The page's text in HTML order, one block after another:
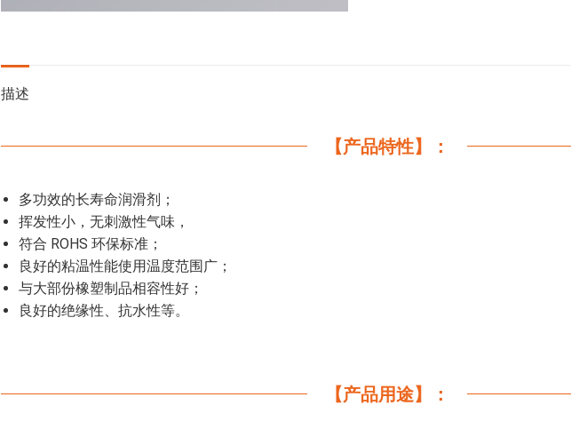
描述
【产品特性】：
多功效的长寿命润滑剂；
挥发性小，无刺激性气味，
符合 ROHS 环保标准；
良好的粘温性能使用温度范围广；
与大部份橡塑制品相容性好；
良好的绝缘性、抗水性等。
【产品用途】：